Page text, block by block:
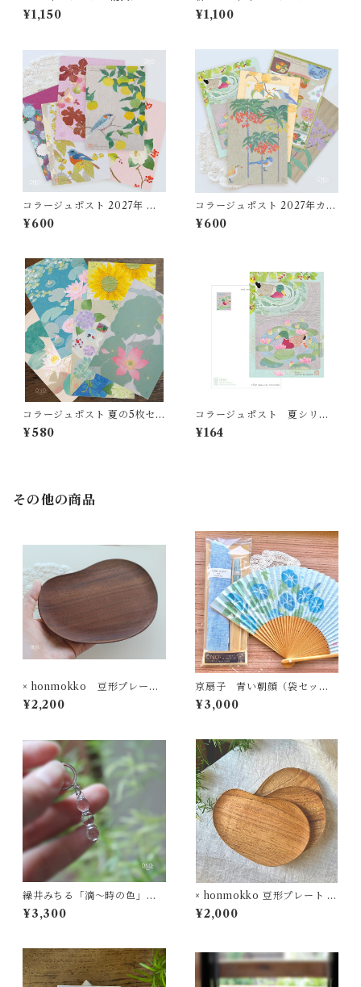
ダー「草花添装（そうか・そ
うそう）」
¥1,150
レンダー
¥1,100
コラージュポスト 2027年 草
花添装 5枚Set
¥600
コラージュポスト 2027年カレ
ンダー 5枚Set
¥600
コラージュポスト 夏の5枚セッ
ト
¥580
コラージュポスト 夏シリー
ズ
¥164
その他の商品
× honmokko 豆形プレート
ウオールナット
¥2,200
京扇子 青い朝顔（袋セッ
ト）送料無料
¥3,000
繰井みちる「滴〜時の色」ク
リア ピアス
¥3,300
× honmokko 豆形プレート ク
ルミ
¥2,000